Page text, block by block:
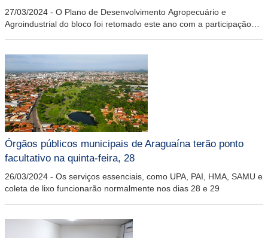
27/03/2024 - O Plano de Desenvolvimento Agropecuário e
Agroindustrial do bloco foi retomado este ano com a participação
Órgãos públicos municipais de Araguaína terão ponto
facultativo na quinta-feira, 28
26/03/2024 - Os serviços essenciais, como UPA, PAI, HMA, SAMU e
coleta de lixo funcionarão normalmente nos dias 28 e 29